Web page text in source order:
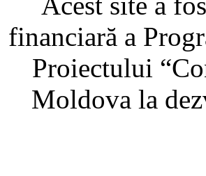
financiară a
Proiectului
Moldova la